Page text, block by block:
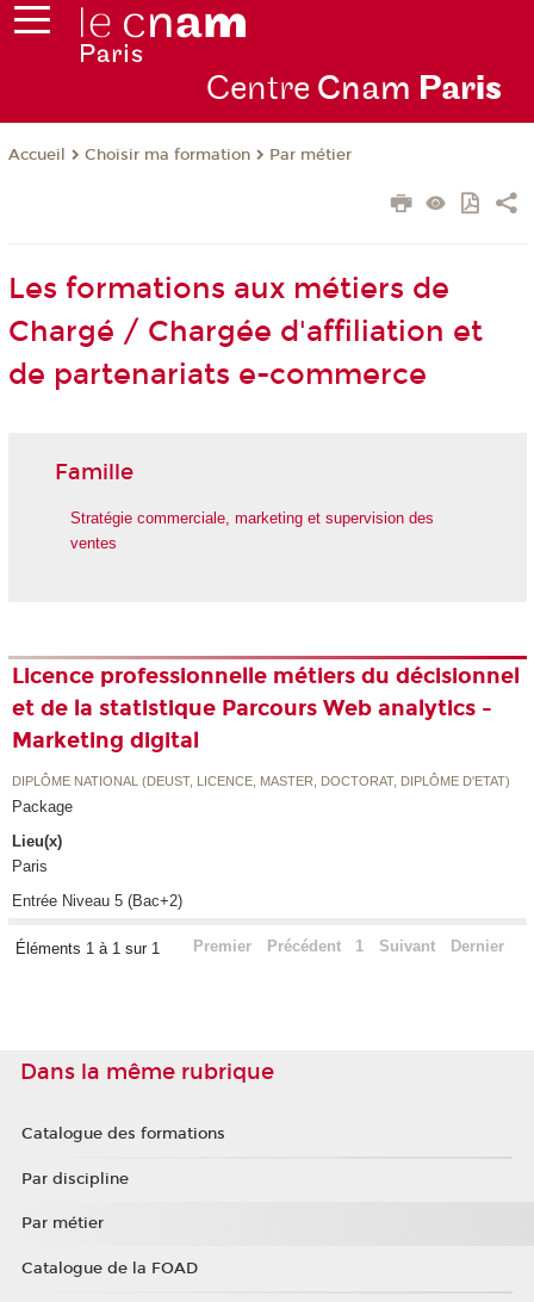
Centre Cnam Paris
Accueil Choisir ma formation Par métier
Les formations aux métiers de
Chargé / Chargée d'affiliation et
de partenariats e-commerce
Famille
Stratégie commerciale, marketing et supervision des
ventes
Licence professionnelle métiers du décisionnel
et de la statistique Parcours Web analytics -
Marketing digital
DIPLÔME NATIONAL (DEUST, LICENCE, MASTER, DOCTORAT, DIPLÔME D'ETAT)
Package
Lieu(x)
Paris
Entrée Niveau 5 (Bac+2)
Éléments 1 à 1 sur 1 Premier Précédent 1 Suivant Dernier
Dans la même rubrique
Catalogue des formations
Par discipline
Par métier
Catalogue de la FOAD